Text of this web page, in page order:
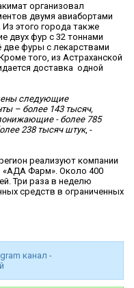
организовал
двумя авиабортами
этого города также
двух фур с 32 тоннами
фуры с лекарствами
того, из Астраханской
доставка одной
следующие
– более 143 тысяч,
- более 785
238 тысяч штук, -
реализуют компании
«АДА Фарм». Около 400
Три раза в неделю
средств в ограниченных
канал -